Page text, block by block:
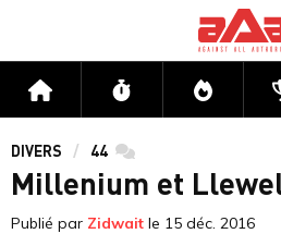
Accueil Flux Directs
DIVERS 44 commentaires
Millenium et
Publié par Zidwait le 15 déc. 2016